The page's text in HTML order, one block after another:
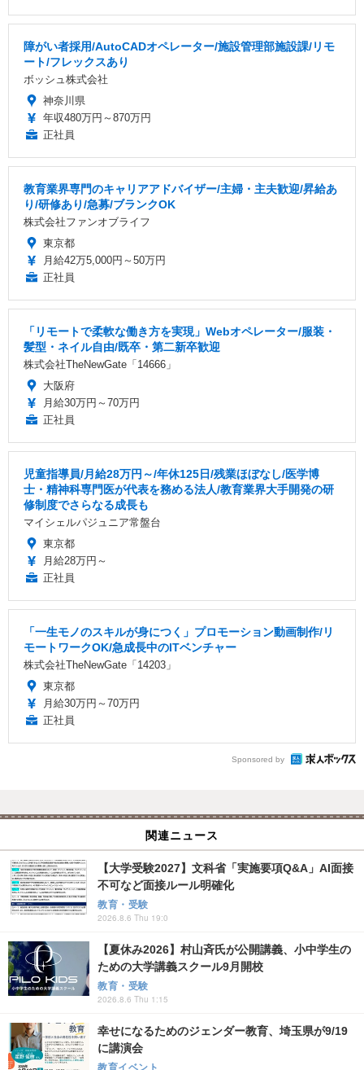
障がい者採用/AutoCADオペレーター/施設管理部施設課/リモ
ート/フレックスあり
ボッシュ株式会社
神奈川県
年収480万円～870万円
正社員
教育業界専門のキャリアアドバイザー/主婦・主夫歓迎/昇給あ
り/研修あり/急募/ブランクOK
株式会社ファンオブライフ
東京都
月給42万5,000円～50万円
正社員
「リモートで柔軟な働き方を実現」Webオペレーター/服装・
髪型・ネイル自由/既卒・第二新卒歓迎
株式会社TheNewGate「14666」
大阪府
月給30万円～70万円
正社員
児童指導員/月給28万円～/年休125日/残業ほぼなし/医学博
士・精神科専門医が代表を務める法人/教育業界大手開発の研
修制度でさらなる成長も
マイシェルパジュニア常盤台
東京都
月給28万円～
正社員
「一生モノのスキルが身につく」プロモーション動画制作/リ
モートワークOK/急成長中のITベンチャー
株式会社TheNewGate「14203」
東京都
月給30万円～70万円
正社員
Sponsored by
関連ニュース
【大学受験2027】文科省「実施要項Q&A」AI面接
不可など面接ルール明確化
教育・受験
2026.8.6 Thu 19:0
【夏休み2026】村山斉氏が公開講義、小中学生の
ための大学講義スクール9月開校
教育・受験
2026.8.6 Thu 1:15
幸せになるためのジェンダー教育、埼玉県が9/19
に講演会